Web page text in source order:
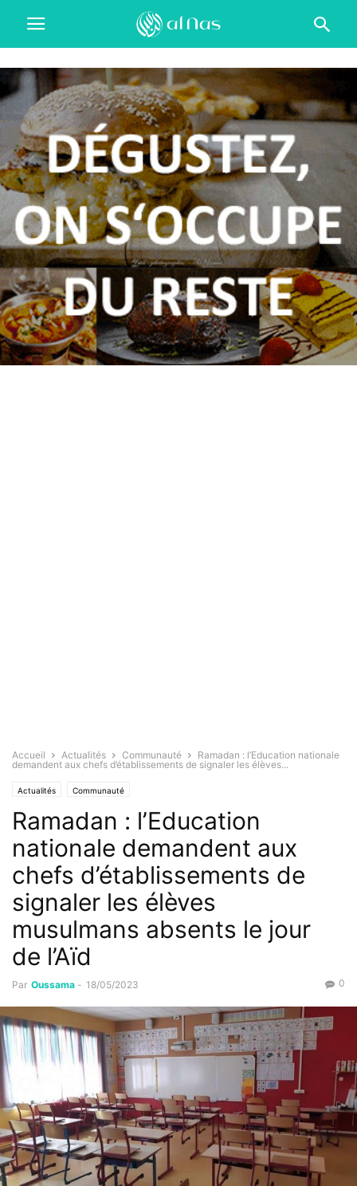
Accueil Actualités Communauté
Ramadan : l’Education nationale
demandent aux chefs d’établissements de signaler les élèves...
Actualités Communauté
Ramadan : l’Education
nationale demandent aux
chefs d’établissements de
signaler les élèves
musulmans absents le jour
de l’Aïd
Par Oussama - 18/05/2023 0